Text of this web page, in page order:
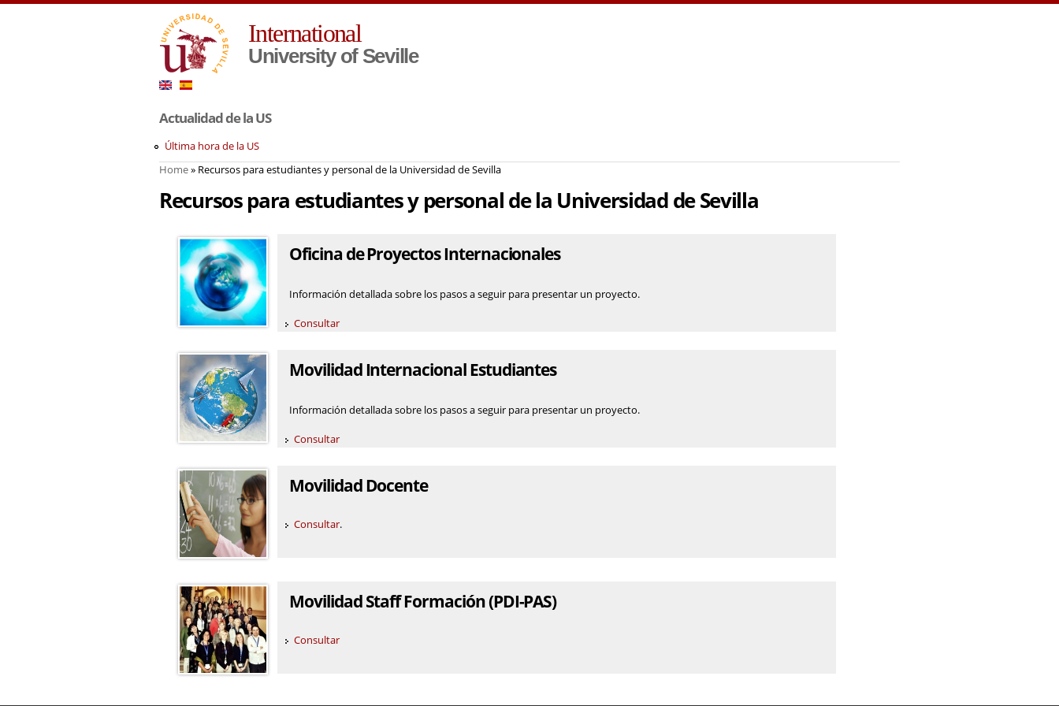
International
University of Seville
Actualidad de la US
Última hora de la US
You are here
Home» Recursos para estudiantes y personal de la Universidad de Sevilla
Recursos para estudiantes y personal de la Universidad de Sevilla
Oficina de Proyectos Internacionales
Información detallada sobre los pasos a seguir para presentar un proyecto.
Consultar
Movilidad Internacional Estudiantes
Información detallada sobre los pasos a seguir para presentar un proyecto.
Consultar
Movilidad Docente
Consultar.
Movilidad Staff Formación (PDI-PAS)
Consultar